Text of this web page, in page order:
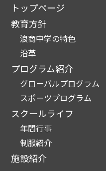
トップページ
教育方針
浪商中学の特色
沿革
プログラム紹介
グローバルプログラム
スポーツプログラム
スクールライフ
年間行事
制服紹介
施設紹介